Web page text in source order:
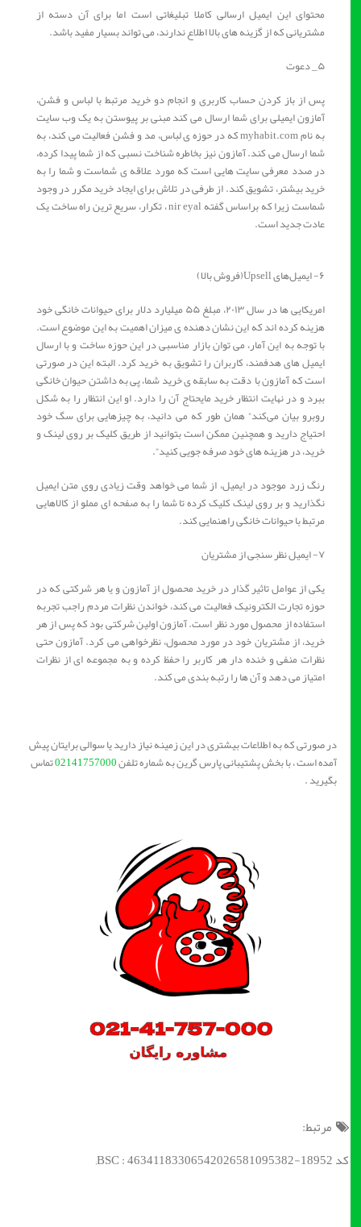
محتوای این ایمیل ارسالی کاملا تبلیغاتی است اما برای آن دسته از
مشتریانی که از گزینه های بالا اطلاع ندارند، می تواند بسیار مفید باشد.
پس از باز کردن حساب کاربری و انجام دو خرید مرتبط با لباس و فشن،
آمازون ایمیلی برای شما ارسال می کند مبنی بر پیوستن به یک وب سایت
به نام myhabit.com که در حوزه ی لباس، مد و فشن فعالیت می کند، به
شما ارسال می کند. آمازون نیز بخاطره شناخت نسبی که از شما پیدا کرده،
در صدد معرفی سایت هایی است که مورد علاقه ی شماست و شما را به
خرید بیشتر، تشویق کند. از طرفی در تلاش برای ایجاد خرید مکرر در وجود
شماست زیرا که براساس گفته nir eyal ، تکرار، سریع ترین راه ساخت یک
عادت جدید است.
امریکایی ها در سال ۲۰۱۳، مبلغ ۵۵ میلیارد دلار برای حیوانات خانگی خود
هزینه کرده اند که این نشان دهنده ی میزان اهمیت به این موضوع است.
با توجه به این آمار، می توان بازار مناسبی در این حوزه ساخت و با ارسال
ایمیل های هدفمند، کاربران را تشویق به خرید کرد. البته این در صورتی
است که آمازون با دقت به سابقه ی خرید شما، پی به داشتن حیوان خانگی
ببرد و در نهایت انتظار خرید مایحتاج آن را دارد. او این انتظار را به شکل
روبرو بیان می‌کند” همان ‌طور که می‌ دانید، به چیزهایی برای سگ خود
احتیاج دارید و همچنین ممکن است بتوانید از طریق کلیک بر روی لینک و
خرید، در هزینه ‌های خود صرفه ‌جویی کنید”.
رنگ زرد موجود در ایمیل، از شما می خواهد وقت زیادی روی متن ایمیل
نگذارید و بر روی لینک کلیک کرده تا شما را به صفحه ای مملو از کالاهایی
مرتبط با حیوانات خانگی راهنمایی کند.
یکی از عوامل تاثیر گذار در خرید محصول از آمازون و یا هر شرکتی که در
حوزه تجارت الکترونیک فعالیت می کند، خواندن نظرات مردم راجب تجربه
استفاده از محصول مورد نظر است. آمازون اولین شرکتی بود که پس از هر
خرید، از مشتریان خود در مورد محصول، نظرخواهی می ‌کرد. آمازون حتی
نظرات منفی و خنده دار هر کاربر را حفظ کرده و به مجموعه ای از نظرات
امتیاز می دهد و آن ها را رتبه بندی می کند.
در صورتی که به اطلاعات بیشتری در این زمینه نیاز دارید یا سوالی برایتان پیش
آمده است ، با بخش پشتیبانی پارس گرین به شماره تلفن02141757000تماس
بگیرید .
مرتبط:
کد BSC : 46341183306542026581095382-18952;